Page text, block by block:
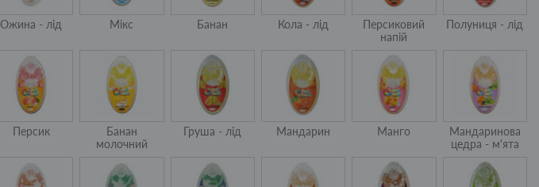
Ожина - лід Мікс Банан Кола - лід
Персиковий
напій
Полуниця - лід
Персик
Банан
молочний
Груша - лід Мандарин Манго
Мандаринова
цедра - м'ята